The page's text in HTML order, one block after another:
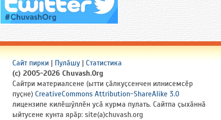
Сайт пирки | Пулӑшу | Статистика
(c) 2005-2026 Chuvash.Org
Сайтри материалсене (ытти ҫӑлкуҫсенчен илнисемсӗр
пуҫне) CreativeCommons Attribution-ShareAlike 3.0
лицензипе килӗшӳллӗн усӑ курма пулать. Сайтпа ҫыхӑннӑ
ыйтусене кунта ярӑр: site(a)chuvash.org